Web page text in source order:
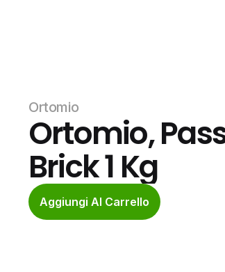
Ortomio
Ortomio,
Brick 1 Kg
Aggiungi Al Carrello